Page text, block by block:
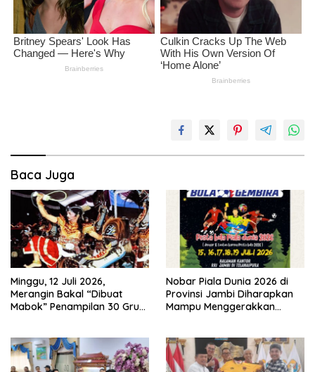
Baca Juga
Minggu, 12 Juli 2026,
Merangin Bakal “Dibuat
Mabok” Penampilan 30 Grup
Nobar Piala Dunia 2026 di
Provinsi Jambi Diharapkan
Mampu Menggerakkan